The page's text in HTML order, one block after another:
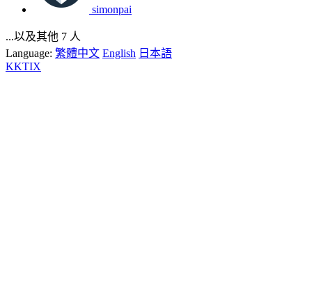
simonpai
...以及其他 7 人
Language: 繁體中文 English 日本語
KKTIX